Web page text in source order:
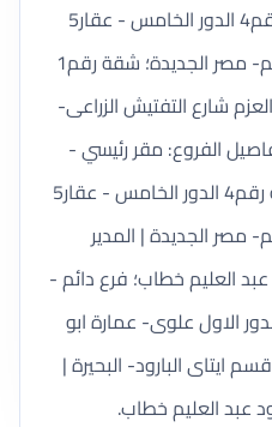
الدقى. عناوين الفروع: شقه رقم4 الدور الخامس - عقار5
عمارات العبور - ش صلاح سالم- مصر الجديدة؛ شقة رقم1
شارع التفتيش الزراعى-
الفروع: مقر رئيسي -
القاهرة - مصر الجديدة: شقه رقم4 الدور الخامس - عقار5
مصر الجديدة | المدير
العليم خطاب؛ فرع دائم -
- الدقى: شقة رقم1 الدور الاول علوى- عمارة ابو
ايتاى البارود- البحيرة |
عبد العليم خطاب.